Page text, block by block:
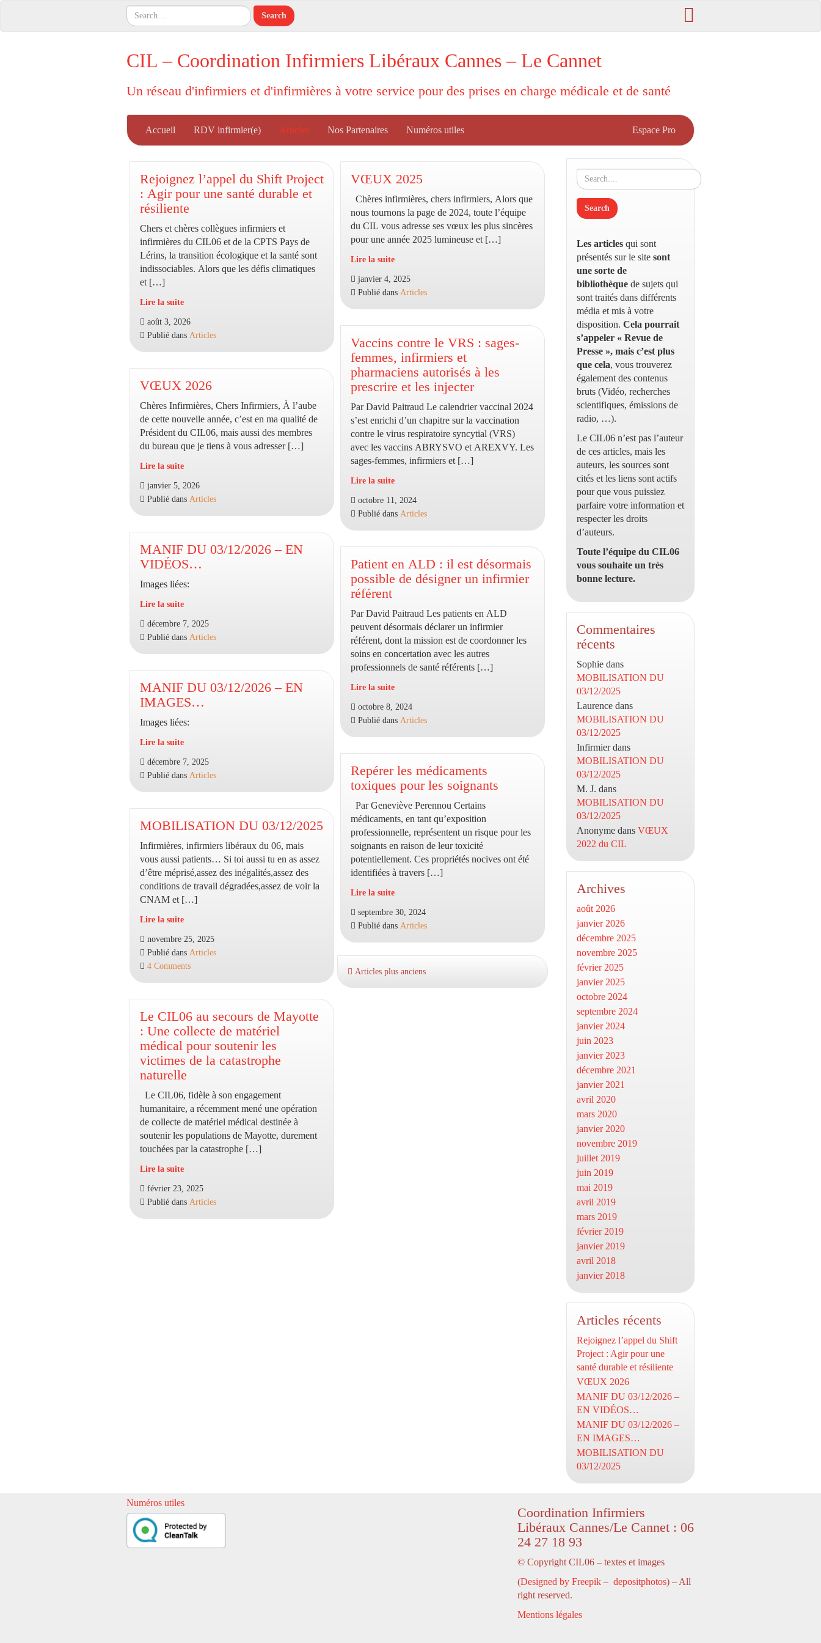
CIL – Coordination Infirmiers Libéraux Cannes – Le Cannet
Un réseau d'infirmiers et d'infirmières à votre service pour des prises en charge médicale et de santé
Accueil RDV infirmier(e) Articles Nos Partenaires Numéros utiles Espace Pro
Rejoignez l’appel du Shift Project
: Agir pour une santé durable et
résiliente
Chers et chères collègues infirmiers et
infirmières du CIL06 et de la CPTS Pays de
Lérins, la transition écologique et la santé sont
indissociables. Alors que les défis climatiques
et […]
Lire la suite
l’appel
du
Shift
Project
:
pour
une
santé
durable
et
août 3, 2026
Publié dans Articles
VŒUX 2026
Chères Infirmières, Chers Infirmiers, À l’aube
de cette nouvelle année, c’est en ma qualité de
Président du CIL06, mais aussi des membres
du bureau que je tiens à vous adresser […]
Lire la suite
2026
janvier 5, 2026
Publié dans Articles
MANIF DU 03/12/2026 – EN
VIDÉOS…
Images liées:
Lire la suite
DU
03/12/2026
–
EN
VIDÉOS…
décembre 7, 2025
Publié dans Articles
MANIF DU 03/12/2026 – EN
IMAGES…
Images liées:
Lire la suite
DU
03/12/2026
–
EN
IMAGES…
décembre 7, 2025
Publié dans Articles
MOBILISATION DU 03/12/2025
Infirmières, infirmiers libéraux du 06, mais
vous aussi patients… Si toi aussi tu en as assez
d’être méprisé,assez des inégalités,assez des
conditions de travail dégradées,assez de voir la
CNAM et […]
Lire la suite
DU
03/12/2025
novembre 25, 2025
Publié dans Articles
4 Comments
Le CIL06 au secours de Mayotte
: Une collecte de matériel
médical pour soutenir les
victimes de la catastrophe
naturelle
Le CIL06, fidèle à son engagement
humanitaire, a récemment mené une opération
de collecte de matériel médical destinée à
soutenir les populations de Mayotte, durement
touchées par la catastrophe […]
Lire la suite
CIL06
au
secours
de
Mayotte
Une
collecte
de
matériel
médical
soutenir
les
victimes
de
la
catastrophe
naturelle
février 23, 2025
Publié dans Articles
VŒUX 2025
Chères infirmières, chers infirmiers, Alors que
nous tournons la page de 2024, toute l’équipe
du CIL vous adresse ses vœux les plus sincères
pour une année 2025 lumineuse et […]
Lire la suite
2025
janvier 4, 2025
Publié dans Articles
Vaccins contre le VRS : sages-
femmes, infirmiers et
pharmaciens autorisés à les
prescrire et les injecter
Par David Paitraud Le calendrier vaccinal 2024
s’est enrichi d’un chapitre sur la vaccination
contre le virus respiratoire syncytial (VRS)
avec les vaccins ABRYSVO et AREXVY. Les
sages-femmes, infirmiers et […]
Lire la suite
contre
le
VRS
:
sages-
femmes,
infirmiers
et
pharmaciens
autorisés
à
les
prescrire
injecter
octobre 11, 2024
Publié dans Articles
Patient en ALD : il est désormais
possible de désigner un infirmier
référent
Par David Paitraud Les patients en ALD
peuvent désormais déclarer un infirmier
référent, dont la mission est de coordonner les
soins en concertation avec les autres
professionnels de santé référents […]
Lire la suite
en
ALD
:
il
est
désormais
possible
de
désigner
un
infirmier
référent
octobre 8, 2024
Publié dans Articles
Repérer les médicaments
toxiques pour les soignants
Par Geneviève Perennou Certains
médicaments, en tant qu’exposition
professionnelle, représentent un risque pour les
soignants en raison de leur toxicité
potentiellement. Ces propriétés nocives ont été
identifiées à travers […]
Lire la suite
les
médicaments
toxiques
pour
les
soignants
septembre 30, 2024
Publié dans Articles
Articles plus anciens
Les articles qui sont
présentés sur le site sont
une sorte de
bibliothèque de sujets qui
sont traités dans différents
média et mis à votre
disposition. Cela pourrait
s’appeler « Revue de
Presse », mais c’est plus
que cela, vous trouverez
également des contenus
bruts (Vidéo, recherches
scientifiques, émissions de
radio, …).
Le CIL06 n’est pas l’auteur
de ces articles, mais les
auteurs, les sources sont
cités et les liens sont actifs
pour que vous puissiez
parfaire votre information et
respecter les droits
d’auteurs.
Toute l’équipe du CIL06
vous souhaite un très
bonne lecture.
Commentaires
récents
Sophie dans
MOBILISATION DU
03/12/2025
Laurence dans
MOBILISATION DU
03/12/2025
Infirmierdans
MOBILISATION DU
03/12/2025
M. J. dans
MOBILISATION DU
03/12/2025
Anonyme dans VŒUX
2022 du CIL
Archives
août 2026
janvier 2026
décembre 2025
novembre 2025
février 2025
janvier 2025
octobre 2024
septembre 2024
janvier 2024
juin 2023
janvier 2023
décembre 2021
janvier 2021
avril 2020
mars 2020
janvier 2020
novembre 2019
juillet 2019
juin 2019
mai 2019
avril 2019
mars 2019
février 2019
janvier 2019
avril 2018
janvier 2018
Articles récents
Rejoignez l’appel du Shift
Project : Agir pour une
santé durable et résiliente
VŒUX 2026
MANIF DU 03/12/2026 –
EN VIDÉOS…
MANIF DU 03/12/2026 –
EN IMAGES…
MOBILISATION DU
03/12/2025
Numéros utiles
Coordination Infirmiers
Libéraux Cannes/Le Cannet : 06
24 27 18 93
© Copyright CIL06 – textes et images
(Designed by Freepik– depositphotos) – All
right reserved.
Mentions légales